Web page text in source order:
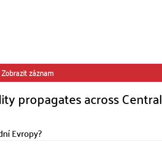
Zobrazit záznam
propagates across Central
Evropy?